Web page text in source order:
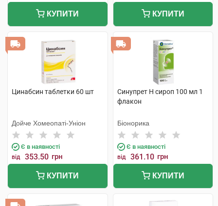
КУПИТИ КУПИТИ
Цинабсин таблетки 60 шт
Дойче Хомеопаті-Уніон
Є в наявності
від 353.50 грн
КУПИТИ
Синупрет Н сироп 100 мл 1
флакон
Біонорика
Є в наявності
від 361.10 грн
КУПИТИ